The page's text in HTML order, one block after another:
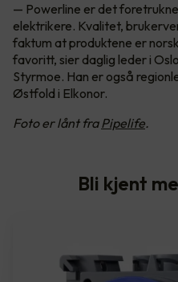
— Powerline er det
elektrikere. Kvalitet,
faktum at produktene er
favoritt, sier daglig leder i
Styrmoe. Han er også
Østfold i Elkonor.
Foto er lånt fraPipelife.
Bli kjent